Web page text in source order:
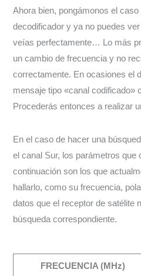
Ahora bien, pongámonos el
decodificador y ya no puedes
veías perfectamente… Lo más
un cambio de frecuencia y no
correctamente. En ocasiones el
mensaje tipo «canal codificado»
Procederás entonces a realizar
En el caso de hacer una
el canal Sur, los parámetros que
continuación son los que
hallarlo, como su frecuencia,
datos que el receptor de satélite
búsqueda correspondiente.
FRECUENCIA (MHz)